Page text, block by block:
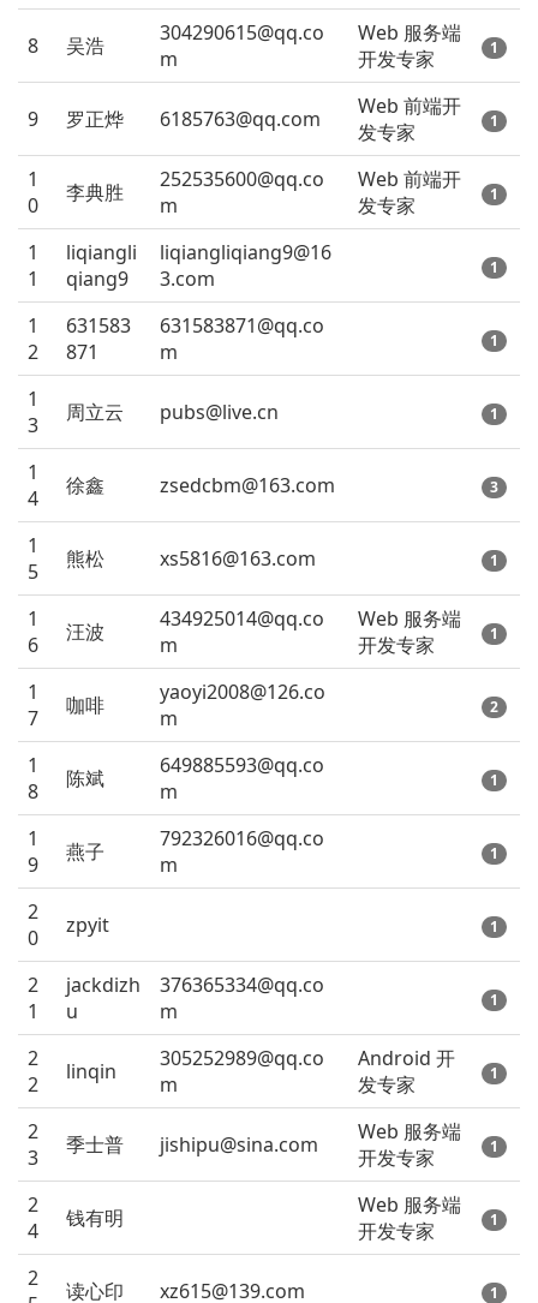
8 吴浩
304290615@qq.co
m
Web 服务端
开发专家
1
9 罗正烨 6185763@qq.com
Web 前端开
发专家
1
1
0
李典胜
252535600@qq.co
m
Web 前端开
发专家
1
1
1
liqiangli
qiang9
liqiangliqiang9@16
3.com
1
1
2
631583
871
631583871@qq.co
m
1
1
3
周立云 pubs@live.cn 1
1
4
徐鑫 zsedcbm@163.com 3
1
5
熊松 xs5816@163.com 1
1
6
汪波
434925014@qq.co
m
Web 服务端
开发专家
1
1
7
咖啡
yaoyi2008@126.co
m
2
1
8
陈斌
649885593@qq.co
m
1
1
9
燕子
792326016@qq.co
m
1
2
0
zpyit 1
2
1
jackdizh
u
376365334@qq.co
m
1
2
2
linqin
305252989@qq.co
m
Android 开
发专家
1
2
3
季士普 jishipu@sina.com
Web 服务端
开发专家
1
2
4
钱有明
Web 服务端
开发专家
1
2
读心印 xz615@139.com 1